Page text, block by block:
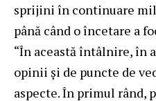
sprijini în continuare
până când o încetare a
“În această întâlnire, în
opinii și de puncte de
aspecte. În primul rând,